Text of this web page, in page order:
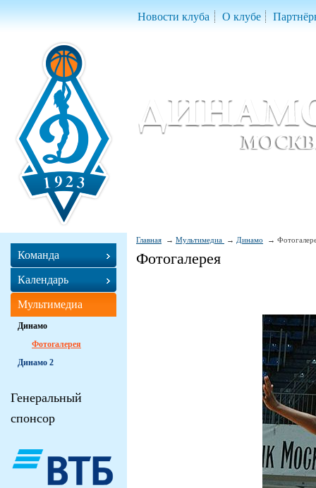
Новости клуба О клубе
Главная Мультимедиа Динамо
Фотогалерея
Команда
Календарь
Мультимедиа
Динамо
Фотогалерея
Динамо 2
Генеральный
спонсор